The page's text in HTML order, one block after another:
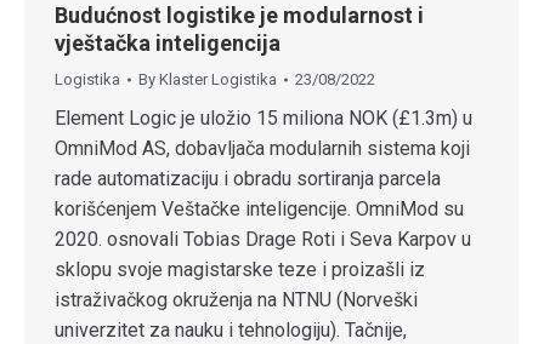
Budućnost logistike je modularnost i
vještačka inteligencija
Logistika By Klaster Logistika 23/08/2022
Element Logic je uložio 15 miliona NOK (£1.3m) u
OmniMod AS, dobavljača modularnih sistema koji
rade automatizaciju i obradu sortiranja parcela
korišćenjem Veštačke inteligencije. OmniMod su
2020. osnovali Tobias Drage Roti i Seva Karpov u
sklopu svoje magistarske teze i proizašli iz
istraživačkog okruženja na NTNU (Norveški
univerzitet za nauku i tehnologiju). Tačnije,